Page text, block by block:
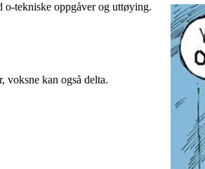
tekniske oppgåver og uttøying.
voksne kan også delta.